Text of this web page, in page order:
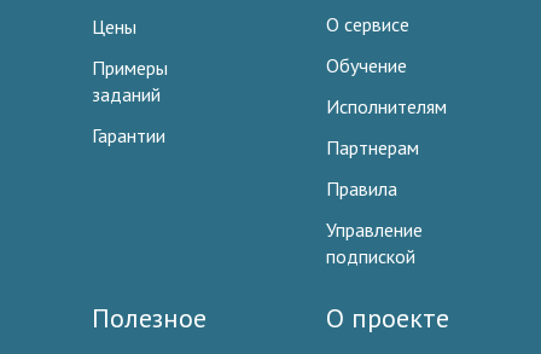
Цены
Примеры
заданий
Гарантии
О сервисе
Обучение
Исполнителям
Партнерам
Правила
Управление
подпиской
Полезное О проекте